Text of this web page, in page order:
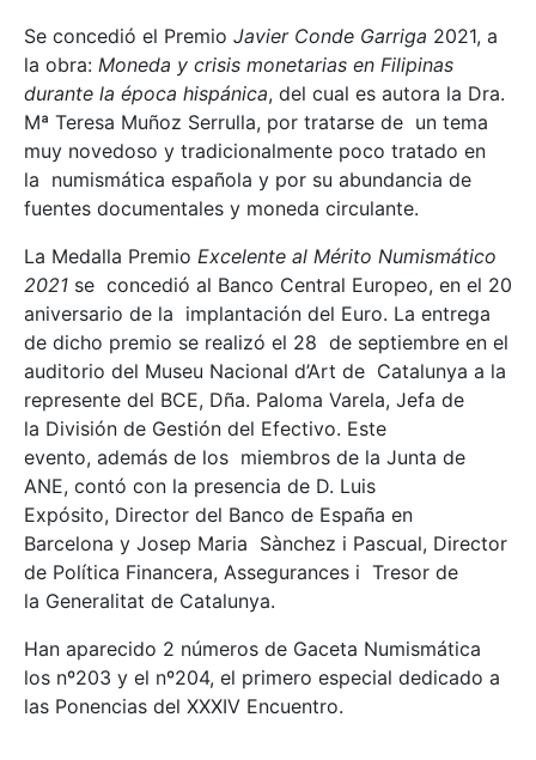
Se concedió el Premio Javier Conde Garriga 2021, a
la obra: Moneda y crisis monetarias en Filipinas
durante la época hispánica, del cual es autora la Dra.
Mª Teresa Muñoz Serrulla, por tratarse de un tema
muy novedoso y tradicionalmente poco tratado en
la numismática española y por su abundancia de
fuentes documentales y moneda circulante.
La Medalla Premio Excelente al Mérito Numismático
2021 se concedió al Banco Central Europeo, en el 20
aniversario de la implantación del Euro. La entrega
de dicho premio se realizó el 28 de septiembre en el
auditorio del Museu Nacional d’Art de Catalunya a la
represente del BCE, Dña. Paloma Varela, Jefa de
la División de Gestión del Efectivo. Este
evento, además de los miembros de la Junta de
ANE, contó con la presencia de D. Luis
Expósito, Director del Banco de España en
Barcelona y Josep Maria Sànchez i Pascual, Director
de Política Financera, Assegurances i Tresor de
la Generalitat de Catalunya.
Han aparecido 2 números de Gaceta Numismática
los nº203 y el nº204, el primero especial dedicado a
las Ponencias del XXXIV Encuentro.